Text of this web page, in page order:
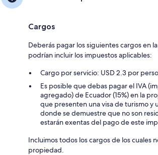
Cargos
Deberás pagar los siguientes cargos en
podrían incluir los impuestos aplicables:
Cargo por servicio: USD 2.3 por
Es posible que debas pagar el IVA
agregado) de Ecuador (15%) en la
que presenten una visa de turismo y
donde se demuestre que no son
estarán exentas del pago de este
Incluimos todos los cargos de los cuales
propiedad.